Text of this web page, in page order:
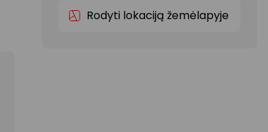
Rodyti lokaciją žemėlapyje